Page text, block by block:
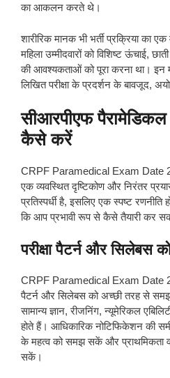
का आकलन करते थे।
शारीरिक मानक भी भर्ती प्रक्रिया का
महिला उम्मीदवारों को विशिष्ट ऊंचाई,
की आवश्यकताओं को पूरा करना था। इन
लिखित परीक्षा के प्रदर्शन के बावजूद,
सीआरपीएफ पैरामेडिकल
कैसे करें
CRPF Paramedical Exam Date
एक व्यवस्थित दृष्टिकोण और निरंतर
प्रतिस्पर्धी है, इसलिए एक स्पष्ट रणनीति
कि आप प्रभावी रूप से कैसे तैयारी कर
परीक्षा पैटर्न और सिलेबस
CRPF Paramedical Exam Date
पैटर्न और सिलेबस को अच्छी तरह से
सामान्य ज्ञान, रीजनिंग, न्यूमेरिकल
होते हैं। आधिकारिक नोटिफिकेशन की
के महत्व को समझ सकें और प्राथमिकता
सकें।